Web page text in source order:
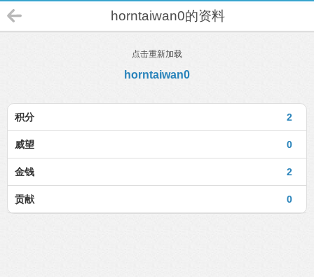
horntaiwan0的资料
点击重新加载
horntaiwan0
2
积分
0
威望
2
金钱
0
贡献